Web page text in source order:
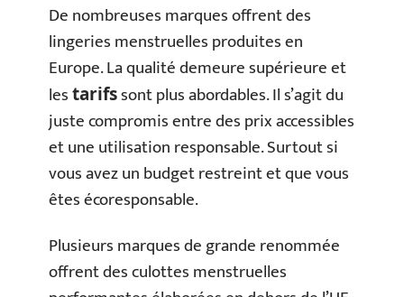
De nombreuses marques offrent des
lingeries menstruelles produites en
Europe. La qualité demeure supérieure et
lestarifssont plus abordables. Il s’agit du
juste compromis entre des prix accessibles
et une utilisation responsable. Surtout si
vous avez un budget restreint et que vous
êtes écoresponsable.
Plusieurs marques de grande renommée
offrent des culottes menstruelles